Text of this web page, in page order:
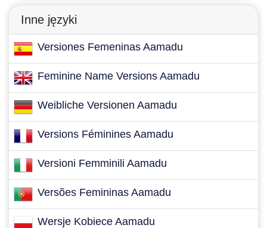
Inne języki
Versiones Femeninas Aamadu
Feminine Name Versions Aamadu
Weibliche Versionen Aamadu
Versions Féminines Aamadu
Versioni Femminili Aamadu
Versões Femininas Aamadu
Wersje Kobiece Aamadu